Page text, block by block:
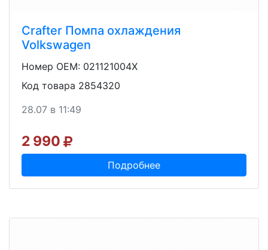
Crafter Помпа охлаждения
Volkswagen
Номер OEM: 021121004X
Код товара 2854320
28.07 в 11:49
2 990
Подробнее